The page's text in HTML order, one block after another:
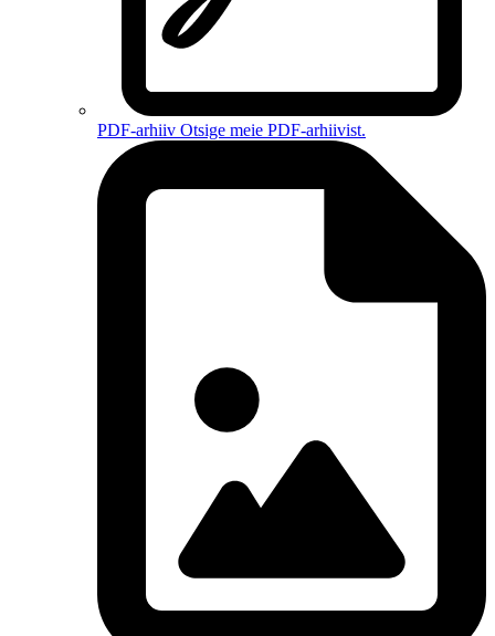
PDF-arhiiv Otsige meie PDF-arhiivist.